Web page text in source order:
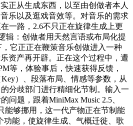
正从生成东西，以至由创做者本人
乐以及逛戏音效等。对音乐的需求
一路，2.6不只正在旋律生成上更
辑：创做者用天然言语或布局化提
它正正在鞭策音乐创做进入一种
资产再开辟。正在这个过程中，遭
等，体验事后，快速获得反馈，
）、段落布局、情感等参数，从
分歧部门进行精细化节制。输入一
题，跟着MiniMax Music 2.5、
能够挪用，这一代产物正在节制能
功能，使旋律生成、气概迁徙、歌